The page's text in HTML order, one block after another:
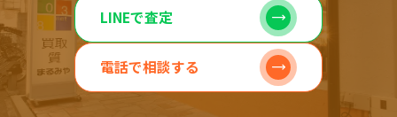
LINEで査定
電話で相談する